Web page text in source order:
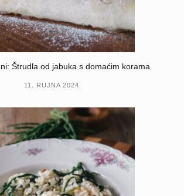
Štrudla od jabuka s domaćim korama
11. RUJNA 2024.